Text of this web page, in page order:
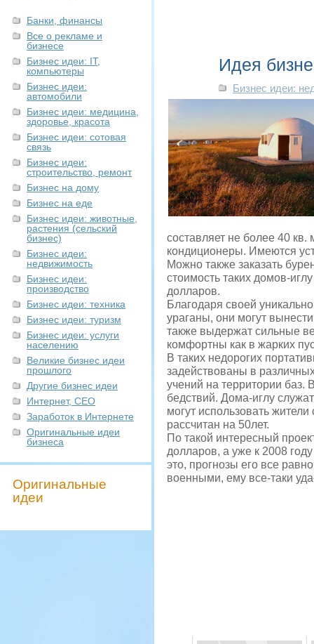
Банки, финансы
Все о рекламе и
бизнесе
Бизнес идеи: IT,
компьютеры
Бизнес идеи:
автомобили
Бизнес идеи: медицина,
здоровье, красота
Бизнес идеи: сотовая
связь
Бизнес идеи:
строительство, ремонт
Бизнес на дому
Бизнес на еде
Бизнес идеи: животные,
растения (сельский
бизнес)
Бизнес идеи:
недвижимость
Бизнес идеи:
производство
Бизнес идеи: техника
Бизнес идеи: туризм
Бизнес идеи: услуги
населению
Великие бизнес идеи
прошлого
Другие бизнес идеи
Интернет, СЕО
Заработок в Интернете
Оригинальные идеи
бизнеса
Оригинальные
идеи
Идея
Бизнес идеи:
составляет не более 40
кондиционеры. Имеются
Можно также заказать
стоимость таких домов-
долларов.
Благодаря своей
ураганы, они могут
также выдержат сильные
комфортны как в жарких
В таких недорогих
задействованы в
учений на территории баз.
бедствий. Дома-иглу
могут использовать
рассчитан на 50лет.
По такой интересный
долларов, а уже к 2008
это, прогнозы его все
военными, ему все-таки